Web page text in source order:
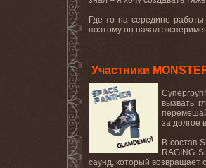
Где-то на середине
поэтому он начал
Участники
вызвать
за долгое
В состав
RAGING
саунд, который возвращает